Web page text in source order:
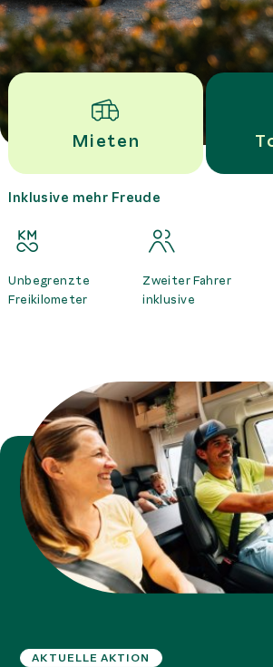
Mieten
Inklusive mehr Freude
Unbegrenzte
Freikilometer
Zweiter Fahrer
inklusive
AKTUELLE AKTION